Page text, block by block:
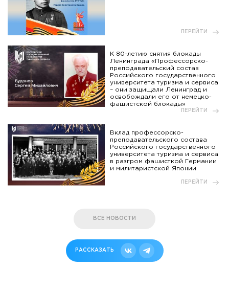
ПЕРЕЙТИ
К 80-летию снятия блокады
Ленинграда «Профессорско-
преподавательский состав
Российского государственного
университета туризма и сервиса
– они защищали Ленинград и
освобождали его от немецко-
фашистской блокады»
ПЕРЕЙТИ
Вклад профессорско-
преподавательского состава
Российского государственного
университета туризма и сервиса
в разгром фашисткой Германии
и милитаристской Японии
ПЕРЕЙТИ
ВСЕ НОВОСТИ
РАССКАЗАТЬ